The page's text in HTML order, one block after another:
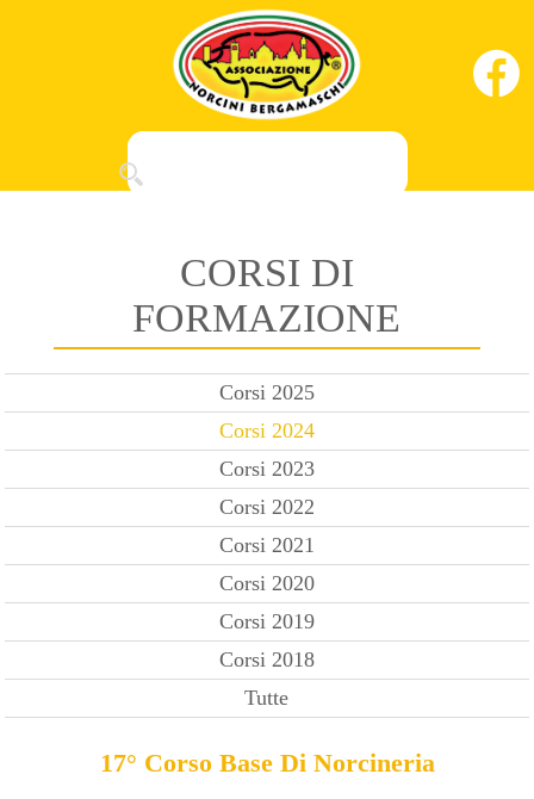
CORSI DI
FORMAZIONE
Corsi 2025
Corsi 2024
Corsi 2023
Corsi 2022
Corsi 2021
Corsi 2020
Corsi 2019
Corsi 2018
Tutte
17° Corso Base Di Norcineria